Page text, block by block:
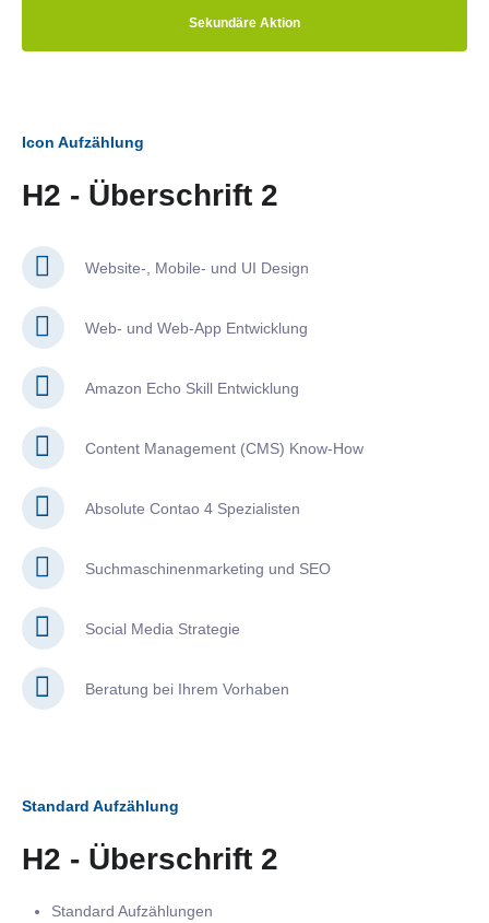
Sekundäre Aktion
Icon Aufzählung
H2 - Überschrift 2
Website-, Mobile- und UI Design
Web- und Web-App Entwicklung
Amazon Echo Skill Entwicklung
Content Management (CMS) Know-How
Absolute Contao 4 Spezialisten
Suchmaschinenmarketing und SEO
Social Media Strategie
Beratung bei Ihrem Vorhaben
Standard Aufzählung
H2 - Überschrift 2
Standard Aufzählungen